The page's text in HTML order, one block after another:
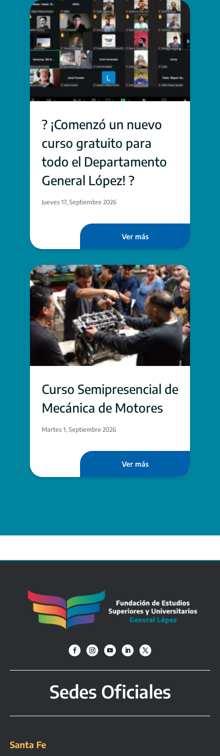
? ¡Comenzó un nuevo
curso gratuito para
todo el Departamento
General López! ?
Jueves 17, Septiembre 2026
Ver más
Curso Semipresencial de
Mecánica de Motores
Martes 1, Septiembre 2026
Ver más
Sedes Oficiales
Santa Fe